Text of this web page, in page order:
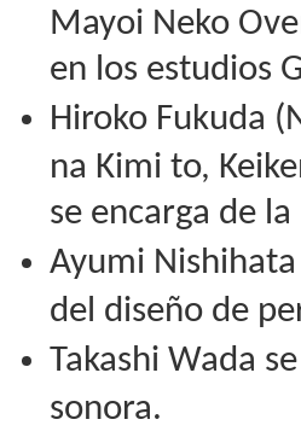
Mayoi Neko
en los estudios
Hiroko Fukuda
na Kimi to,
se encarga de
Ayumi
del diseño de
Takashi Wada
sonora.